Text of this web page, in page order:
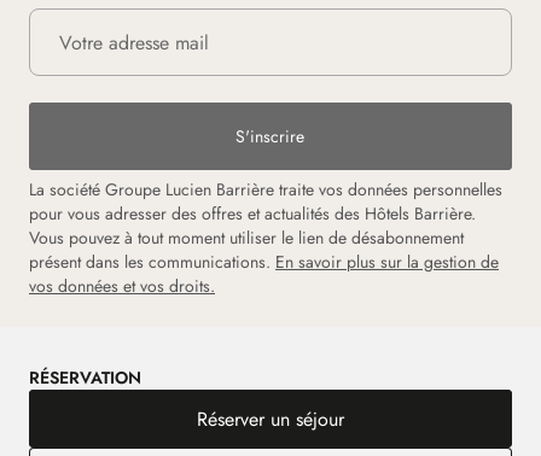
S'inscrire
La société Groupe Lucien Barrière traite vos données personnelles
pour vous adresser des offres et actualités des Hôtels Barrière.
Vous pouvez à tout moment utiliser le lien de désabonnement
présent dans les communications. En savoir plus sur la gestion de
vos données et vos droits.
RÉSERVATION
Réserver un séjour